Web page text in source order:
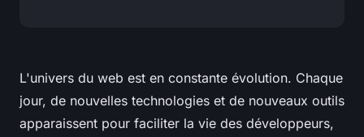
L'univers du web est en constante évolution. Chaque
jour, de nouvelles technologies et de nouveaux outils
apparaissent pour faciliter la vie des développeurs,